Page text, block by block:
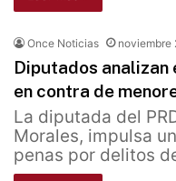
Once Noticias noviembre
Diputados
en contra de
La diputada del
Morales, impulsa
penas por delitos